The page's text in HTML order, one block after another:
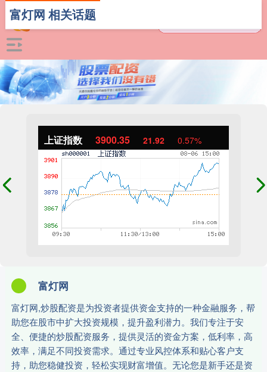
上证指数 3900.35 21.92 0.57%
富灯网
富灯网,炒股配资是为投资者提供资金支持的一种金融服务，帮
助您在股市中扩大投资规模，提升盈利潜力。我们专注于安
全、便捷的炒股配资服务，提供灵活的资金方案，低利率，高
效率，满足不同投资需求。通过专业风控体系和贴心客户支
持，助您稳健投资，轻松实现财富增值。无论您是新手还是资
富灯网 相关话题